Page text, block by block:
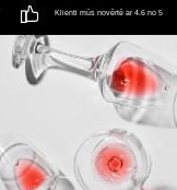
Klienti mūs novērtē ar 4.6 no 5